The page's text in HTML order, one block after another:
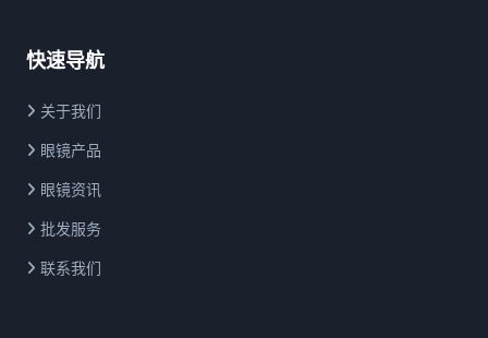
快速导航
关于我们
眼镜产品
眼镜资讯
批发服务
联系我们